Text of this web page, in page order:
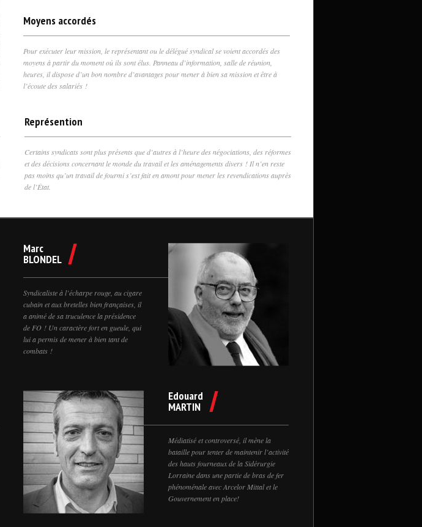
Moyens accordés
Pour exécuter leur mission, le représentant ou le délégué syndical se voient accordés des
moyens à partir du moment où ils sont élus. Panneau d’information, salle de réunion,
heures, il dispose d’un bon nombre d’avantages pour mener à bien sa mission et être à
l’écoute des salariés !
Représention
Certains syndicats sont plus présents que d’autres à l’heure des négociations, des réformes
et des décisions concernant le monde du travail et les aménagements divers ! Il n’en reste
pas moins qu’un travail de fourmi s’est fait en amont pour mener les revendications auprès
de l’État.
Marc
BLONDEL
Syndicaliste à l’écharpe rouge, au cigare
cubain et aux bretelles bien françaises, il
a animé de sa truculence la présidence
de FO ! Un caractère fort en gueule, qui
lui a permis de mener à bien tant de
combats !
Edouard
MARTIN
Médiatisé et controversé, il mène la
bataille pour tenter de maintenir l’activité
des hauts fourneaux de la Sidérurgie
Lorraine dans une partie de bras de fer
phénoménale avec Arcelor Mittal et le
Gouvernement en place!